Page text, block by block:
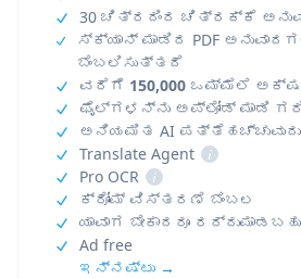
30 ಚಿತ್ರದಿಂದ ಚಿತ್ರಕ್ಕೆ
ಸ್ಕ್ಯಾನ್ ಮಾಡಿದ PDF
ಬೆಂಬಲಿಸುತ್ತದೆ
ವರೆಗೆ 150,000 ಒಮ್ಮೆಲೆ
ಫೈಲ್‌ಗಳನ್ನು ಅಪ್‌ಲೋಡ್ ಮಾಡಿ
ಅನಿಯಮಿತ AI ಪತ್ತೆಹಚ್ಚುವುದು
Translate Agent
i
Pro OCR
i
ಕ್ರೋಮ್ ವಿಸ್ತರಣೆ ಬೆಂಬಲ
ಯಾವಾಗ ಬೇಕಾದರೂ
Ad free
ಇನ್ನಷ್ಟು →